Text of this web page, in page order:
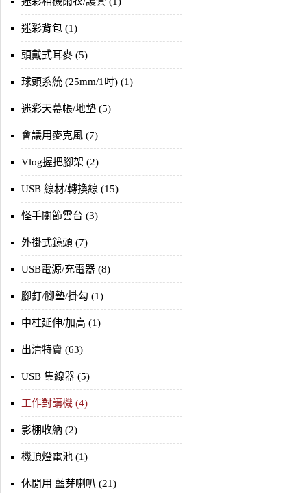
迷彩背包 (1)
頭戴式耳麥 (5)
球頭系統 (25mm/1吋) (1)
迷彩天幕帳/地墊 (5)
會議用麥克風 (7)
Vlog握把腳架 (2)
USB 線材/轉換線 (15)
怪手關節雲台 (3)
外掛式鏡頭 (7)
USB電源/充電器 (8)
腳釘/腳墊/掛勾 (1)
中柱延伸/加高 (1)
出清特賣 (63)
USB 集線器 (5)
工作對講機 (4)
影棚收納 (2)
機頂燈電池 (1)
休閒用 藍芽喇叭 (21)